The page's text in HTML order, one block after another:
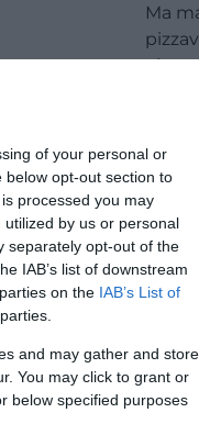
of your personal or
opt-out section to
processed you may
by us or personal
separately opt-out of the
IAB’s list of downstream
on the IAB’s List of
and may gather and store
You may click to grant or
below specified purposes
Ma
olasz